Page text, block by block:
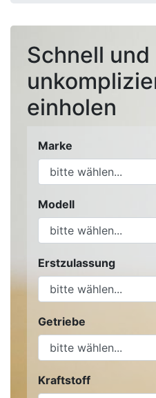
Schnell und
einholen
Marke
Modell
Erstzulassung
Getriebe
Kraftstoff